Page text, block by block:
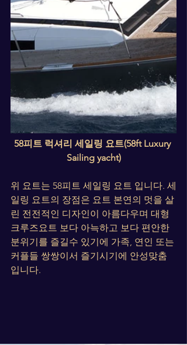
58피트 럭셔리 세일링 요트(58ft Luxury
Sailing yacht)
위 요트는 58피트 세일링 요트 입니다. 세
일링 요트의 장점은 요트 본연의 멋을 살
린 전전적인 디자인이 아름다우며 대형
크루즈요트 보다 아늑하고 보다 편안한
분위기를 즐길수 있기에 가족, 연인 또는
커플들 쌍쌍이서 즐기시기에 안성맞춤
입니다.